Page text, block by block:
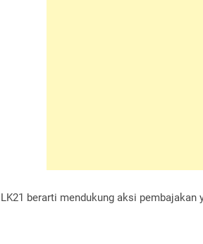
berarti mendukung aksi